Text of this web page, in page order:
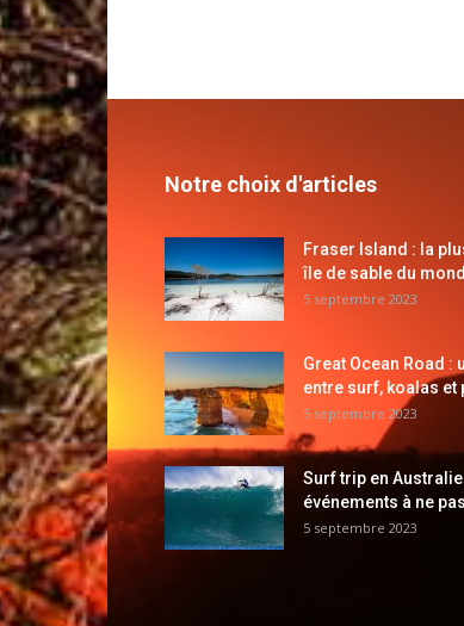
Notre choix d'articles
Fraser Island : la
île de sable du
5 septembre 2023
Great Ocean Road :
entre surf, koalas et
5 septembre 2023
Surf trip en
événements à ne
5 septembre 2023